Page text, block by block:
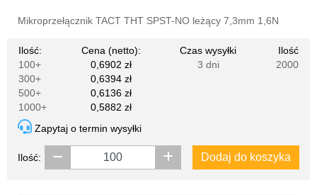
Mikroprzełącznik TACT THT SPST-NO leżący 7,3mm 1,6N
Ilość:
Cena (netto):
100+
0,6902 zł
300+
0,6394 zł
500+
0,6136 zł
1000+
0,5882 zł
Czas wysyłki
Ilość
3 dni
2000
Zapytaj o termin wysyłki
Ilość: Dodaj do koszyka